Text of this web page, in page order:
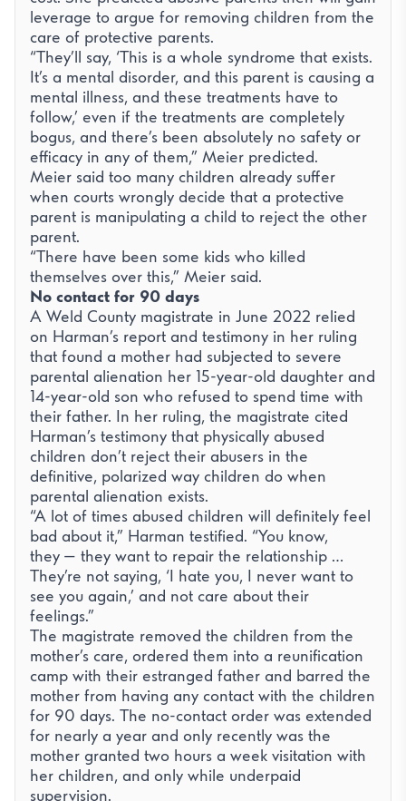
leverage to argue for removing children from the
care of protective parents.
“They’ll say, ‘This is a whole syndrome that exists.
It’s a mental disorder, and this parent is causing a
mental illness, and these treatments have to
follow,’ even if the treatments are completely
bogus, and there’s been absolutely no safety or
efficacy in any of them,” Meier predicted.
Meier said too many children already suffer
when courts wrongly decide that a protective
parent is manipulating a child to reject the other
parent.
“There have been some kids who killed
themselves over this,” Meier said.
No contact for 90 days
A Weld County magistrate in June 2022 relied
on Harman’s report and testimony in her ruling
that found a mother had subjected to severe
parental alienation her 15-year-old daughter and
14-year-old son who refused to spend time with
their father. In her ruling, the magistrate cited
Harman’s testimony that physically abused
children don’t reject their abusers in the
definitive, polarized way children do when
parental alienation exists.
“A lot of times abused children will definitely feel
bad about it,” Harman testified. “You know,
they — they want to repair the relationship …
They’re not saying, ‘I hate you, I never want to
see you again,’ and not care about their
feelings.”
The magistrate removed the children from the
mother’s care, ordered them into a reunification
camp with their estranged father and barred the
mother from having any contact with the children
for 90 days. The no-contact order was extended
for nearly a year and only recently was the
mother granted two hours a week visitation with
her children, and only while underpaid
supervision.